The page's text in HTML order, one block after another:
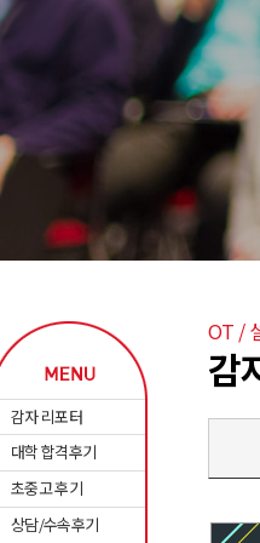
OT /
감
감자 리포터
대학 합격후기
초중고 후기
상담/수속후기